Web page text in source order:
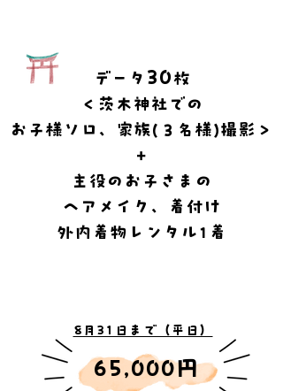
​データ 30枚
＜茨木神社での
​お子様ソロ、家族(３名様)撮影＞
​＋
主役のお子さまの
ヘアメイク、着付け
外内着物レンタル1着
​8月31日まで（平日）
​ 65,000円